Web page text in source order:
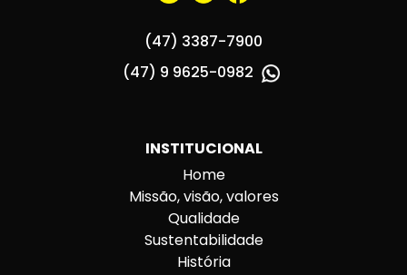
(47) 3387-7900
(47) 9 9625-0982
INSTITUCIONAL
Home
Missão, visão, valores
Qualidade
Sustentabilidade
História